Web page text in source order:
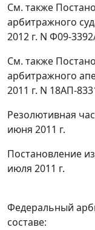
См. также
арбитражного
2012 г. N Ф09-
См. также
арбитражного
2011 г. N 18АП-
Резолютивная
июня 2011 г.
Постановление
июля 2011 г.
Федеральный
составе: